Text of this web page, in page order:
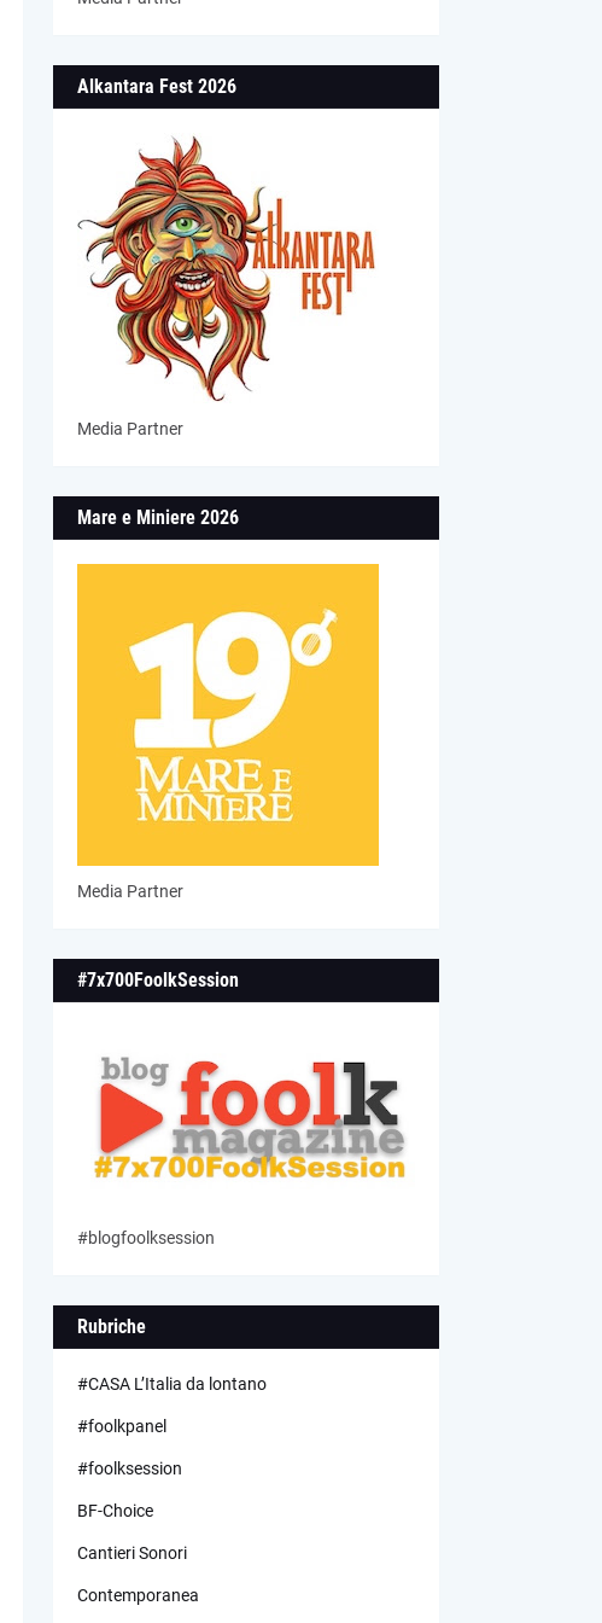
Alkantara Fest 2026
Media Partner
Mare e Miniere 2026
Media Partner
#7x700FoolkSession
#blogfoolksession
Rubriche
#CASA L’Italia da lontano
#foolkpanel
#foolksession
BF-Choice
Cantieri Sonori
Contemporanea